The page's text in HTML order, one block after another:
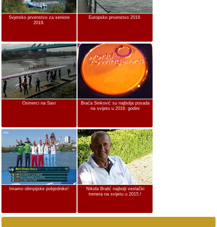
Svjetsko prvenstvo za seniore
2019.
Europsko prvenstvo 2019.
Osmerci na Savi
Braća Sinković su najbolja posada
na svijetu u 2016. godini
Imamo olimpijske pobjednike!
Nikola Bralić najbolji veslački
trenera na svijetu u 2015.!